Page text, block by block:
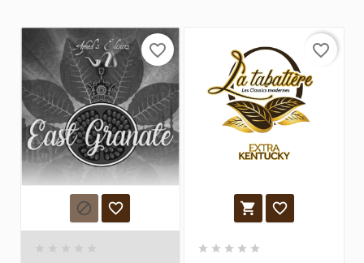
 
favorite_border
 
    
favorite_border